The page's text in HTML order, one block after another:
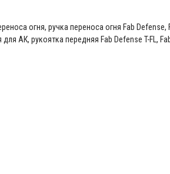
огня, ручка переноса огня Fab Defense,
для АК, рукоятка передняя Fab Defense T-FL ,